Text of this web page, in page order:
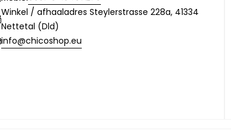
Winkel / afhaaladres Steylerstrasse 228a, 41334
Nettetal (Dld)
info@chicoshop.eu